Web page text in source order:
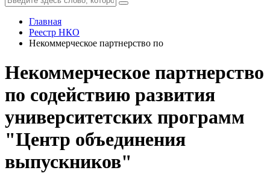
Главная
Реестр НКО
Некоммерческое партнерство по
Некоммерческое партнерство
по содействию развития
университетских программ
"Центр объединения
выпускников"